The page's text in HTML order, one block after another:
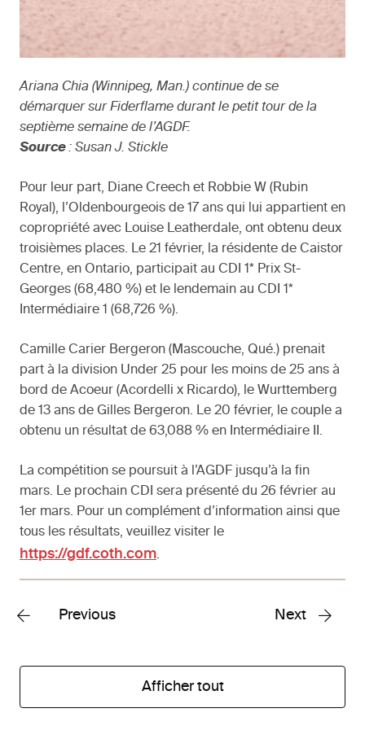
Ariana Chia (Winnipeg, Man.) continue de se
démarquer sur Fiderflame durant le petit tour de la
septième semaine de l’AGDF.
Source: Susan J. Stickle
Pour leur part, Diane Creech et Robbie W (Rubin
Royal), l’Oldenbourgeois de 17 ans qui lui appartient en
copropriété avec Louise Leatherdale, ont obtenu deux
troisièmes places. Le 21 février, la résidente de Caistor
Centre, en Ontario, participait au CDI 1* Prix St-
Georges (68,480 %) et le lendemain au CDI 1*
Intermédiaire 1 (68,726 %).
Camille Carier Bergeron (Mascouche, Qué.) prenait
part à la division Under 25 pour les moins de 25 ans à
bord de Acoeur (Acordelli x Ricardo), le Wurttemberg
de 13 ans de Gilles Bergeron. Le 20 février, le couple a
obtenu un résultat de 63,088 % en Intermédiaire II.
La compétition se poursuit à l’AGDF jusqu’à la fin
mars. Le prochain CDI sera présenté du 26 février au
1er mars. Pour un complément d’information ainsi que
tous les résultats, veuillez visiter le
https://gdf.coth.com.
Previous Next
Afficher tout